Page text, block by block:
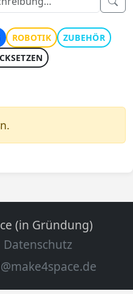
ROBOTIK
ZUBEHÖR
(in Gründung)
Datenschutz